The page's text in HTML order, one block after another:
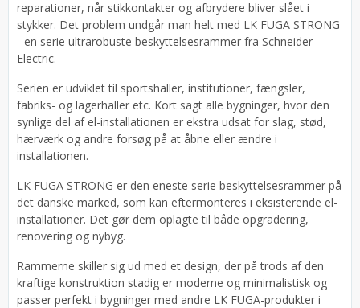
reparationer, når stikkontakter og afbrydere bliver slået i
stykker. Det problem undgår man helt med LK FUGA STRONG
- en serie ultrarobuste beskyttelsesrammer fra Schneider
Electric.
Serien er udviklet til sportshaller, institutioner, fængsler,
fabriks- og lagerhaller etc. Kort sagt alle bygninger, hvor den
synlige del af el-installationen er ekstra udsat for slag, stød,
hærværk og andre forsøg på at åbne eller ændre i
installationen.
LK FUGA STRONG er den eneste serie beskyttelsesrammer på
det danske marked, som kan eftermonteres i eksisterende el-
installationer. Det gør dem oplagte til både opgradering,
renovering og nybyg.
Rammerne skiller sig ud med et design, der på trods af den
kraftige konstruktion stadig er moderne og minimalistisk og
passer perfekt i bygninger med andre LK FUGA-produkter i